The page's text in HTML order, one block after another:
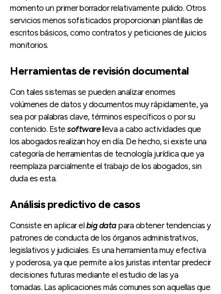
momento un primer borrador relativamente pulido. Otros
servicios menos sofisticados proporcionan plantillas de
escritos básicos, como contratos y peticiones de juicios
monitorios.
Herramientas de revisión documental
Con tales sistemas se pueden analizar enormes
volúmenes de datos y documentos muy rápidamente, ya
sea por palabras clave, términos específicos o por su
contenido. Este softwarelleva a cabo actividades que
los abogados realizan hoy en día. De hecho, si existe una
categoría de herramientas de tecnología jurídica que ya
reemplaza parcialmente el trabajo de los abogados, sin
duda es esta.
Análisis predictivo de casos
Consiste en aplicar elbig datapara obtener tendencias y
patrones de conducta de los órganos administrativos,
legislativos y judiciales. Es una herramienta muy efectiva
y poderosa, ya que permite a los juristas intentar predecir
decisiones futuras mediante el estudio de las ya
tomadas. Las aplicaciones más comunes son aquellas que